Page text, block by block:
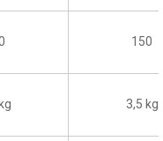
150
3,5 kg